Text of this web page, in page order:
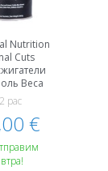
Nutrition
Cuts
Веса
pac
€